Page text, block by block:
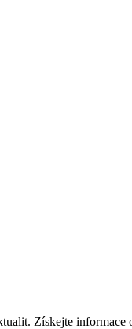
Získejte informace